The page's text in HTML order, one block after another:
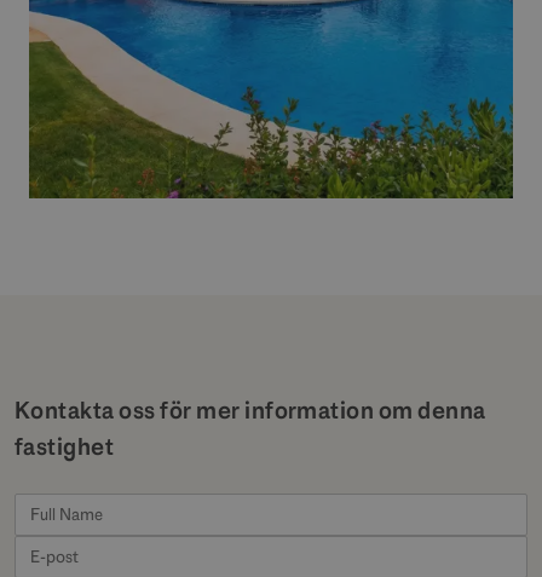
Kontakta oss för mer information om denna
fastighet